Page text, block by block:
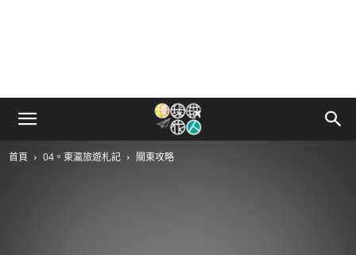
首頁 04。東瀛旅遊札記 關東攻略